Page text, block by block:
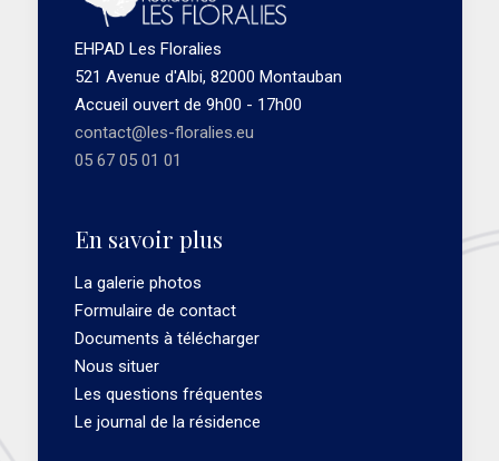
EHPAD Les Floralies
521 Avenue d'Albi, 82000 Montauban
Accueil ouvert de 9h00 - 17h00
contact@les-floralies.eu
05 67 05 01 01
En savoir plus
La galerie photos
Formulaire de contact
Documents à télécharger
Nous situer
Les questions fréquentes
Le journal de la résidence